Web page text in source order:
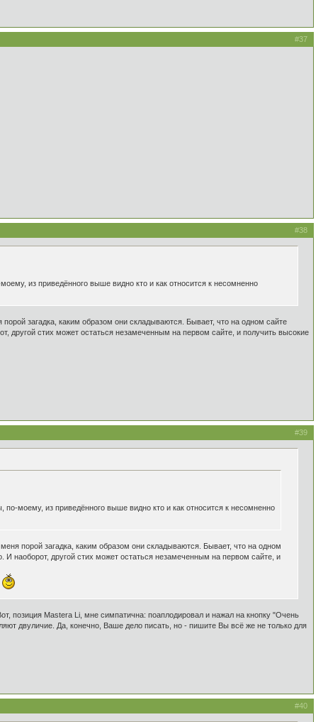
#37
#38
из приведённого выше видно кто и как относится к несомненно
загадка, каким образом они складываются. Бывает, что на одном сайте
другой стих может остаться незамеченным на первом сайте, и получить высокие
#39
моему, из приведённого выше видно кто и как относится к несомненно
порой загадка, каким образом они складываются. Бывает, что на одном
И наоборот, другой стих может остаться незамеченным на первом сайте, и
позиция Mastera Li, мне симпатична: поаплодировал и нажал на кнопку "Очень
двуличие. Да, конечно, Ваше дело писать, но - пишите Вы всё же не только для
#40